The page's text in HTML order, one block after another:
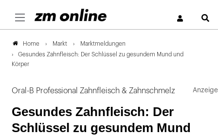
Home Markt
Marktmeldungen
Gesundes Zahnfleisch: Der Schlüssel zu gesundem Mund und
Körper
Oral-B Professional Zahnfleisch & Zahnschmelz
Gesundes Zahnfleisch: Der
Schlüssel zu gesundem Mund